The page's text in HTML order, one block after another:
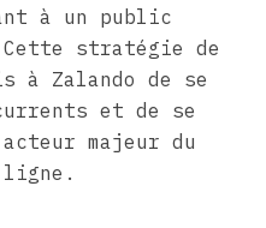
à un public
stratégie de
à Zalando de se
et de se
majeur du
ligne.